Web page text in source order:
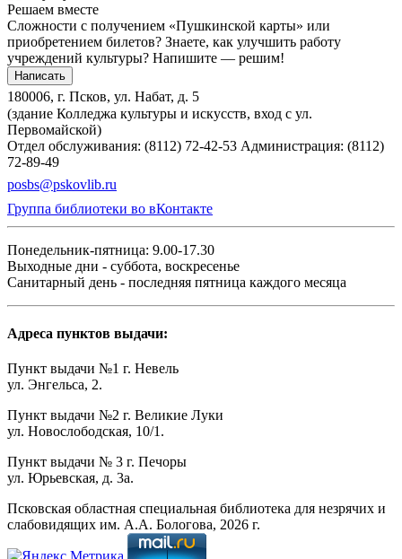
Решаем вместе
Сложности с получением «Пушкинской карты» или
приобретением билетов? Знаете, как улучшить работу
учреждений культуры? Напишите — решим!
Написать
180006, г. Псков, ул. Набат, д. 5
(здание Колледжа культуры и искусств, вход с ул.
Первомайской)
Отдел обслуживания: (8112) 72-42-53 Администрация: (8112)
72-89-49
posbs@pskovlib.ru
Группа библиотеки во вКонтакте
Понедельник-пятница: 9.00-17.30
Выходные дни - суббота, воскресенье
Санитарный день - последняя пятница каждого месяца
Адреса пунктов выдачи:
Пункт выдачи №1 г. Невель
ул. Энгельса, 2.
Пункт выдачи №2 г. Великие Луки
ул. Новослободская, 10/1.
Пункт выдачи № 3 г. Печоры
ул. Юрьевская, д. 3а.
Псковская областная специальная библиотека для незрячих и
слабовидящих им. А.А. Бологова, 2026 г.